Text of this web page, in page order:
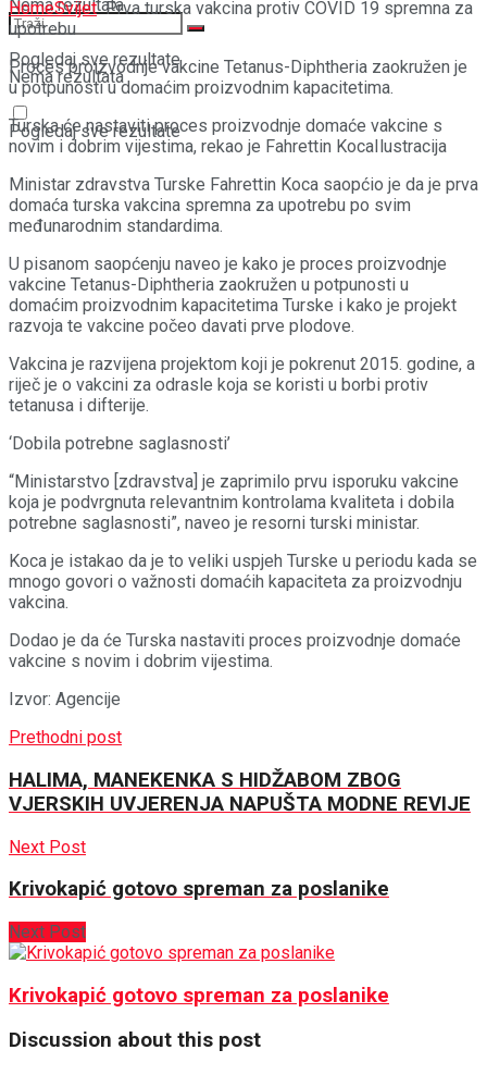
Nema rezultata
Pogledaj sve rezultate
Nema rezultata
Pogledaj sve rezultate
HomeSvijetPrva turska vakcina protiv COVID 19 spremna za
upotrebu
Proces proizvodnje vakcine Tetanus-Diphtheria zaokružen je
u potpunosti u domaćim proizvodnim kapacitetima.
Turska će nastaviti proces proizvodnje domaće vakcine s
novim i dobrim vijestima, rekao je Fahrettin KocaIlustracija
Ministar zdravstva Turske Fahrettin Koca saopćio je da je prva
domaća turska vakcina spremna za upotrebu po svim
međunarodnim standardima.
U pisanom saopćenju naveo je kako je proces proizvodnje
vakcine Tetanus-Diphtheria zaokružen u potpunosti u
domaćim proizvodnim kapacitetima Turske i kako je projekt
razvoja te vakcine počeo davati prve plodove.
Vakcina je razvijena projektom koji je pokrenut 2015. godine, a
riječ je o vakcini za odrasle koja se koristi u borbi protiv
tetanusa i difterije.
‘Dobila potrebne saglasnosti’
“Ministarstvo [zdravstva] je zaprimilo prvu isporuku vakcine
koja je podvrgnuta relevantnim kontrolama kvaliteta i dobila
potrebne saglasnosti”, naveo je resorni turski ministar.
Koca je istakao da je to veliki uspjeh Turske u periodu kada se
mnogo govori o važnosti domaćih kapaciteta za proizvodnju
vakcina.
Dodao je da će Turska nastaviti proces proizvodnje domaće
vakcine s novim i dobrim vijestima.
Izvor: Agencije
Prethodni post
HALIMA, MANEKENKA S HIDŽABOM ZBOG
VJERSKIH UVJERENJA NAPUŠTA MODNE REVIJE
Next Post
Krivokapić gotovo spreman za poslanike
Next Post
Krivokapić gotovo spreman za poslanike
Discussion about this post